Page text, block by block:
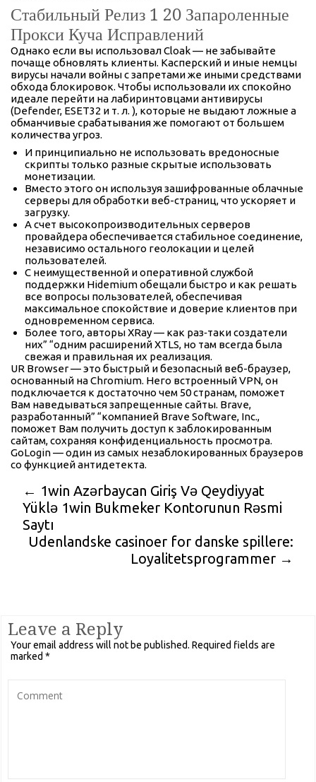
Стабильный Релиз 1 20 Запароленные
Прокси Куча Исправлений
Однако если вы использовал Cloak — не забывайте
почаще обновлять клиенты. Касперский и иные немцы
вирусы начали войны с запретами же иными средствами
обхода блокировок. Чтобы использовали их спокойно
идеале перейти на лабиринтовцами антивирусы
(Defender, ESET32 и т. л. ), которые не выдают ложные а
обманчивые срабатывания же помогают от большем
количества угроз.
И принципиально не использовать вредоносные
скрипты только разные скрытые использовать
монетизации.
Вместо этого он используя зашифрованные облачные
серверы для обработки веб-страниц, что ускоряет и
загрузку.
А счет высокопроизводительных серверов
провайдера обеспечивается стабильное соединение,
независимо остального геолокации и целей
пользователей.
С неимущественной и оперативной службой
поддержки Hidemium обещали быстро и как решать
все вопросы пользователей, обеспечивая
максимальное спокойствие и доверие клиентов при
одновременном сервиса.
Более того, авторы XRay — как раз‑таки создатели
них” “одним расширений XTLS, но там всегда была
свежая и правильная их реализация.
UR Browser — это быстрый и безопасный веб-браузер,
основанный на Chromium. Него встроенный VPN, он
подключается к достаточно чем 50 странам, поможет
Вам наведываться запрещенные сайты. Brave,
разработанный” “компанией Brave Software, Inc.,
поможет Вам получить доступ к заблокированным
сайтам, сохраняя конфиденциальность просмотра.
GoLogin — один из самых незаблокированных браузеров
со функцией антидетекта.
← 1win Azərbaycan Giriş Və Qeydiyyat
Yüklə 1win Bukmeker Kontorunun Rəsmi
Saytı
Udenlandske casinoer for danske spillere:
Loyalitetsprogrammer →
Leave a Reply
Your email address will not be published. Required fields are
marked*